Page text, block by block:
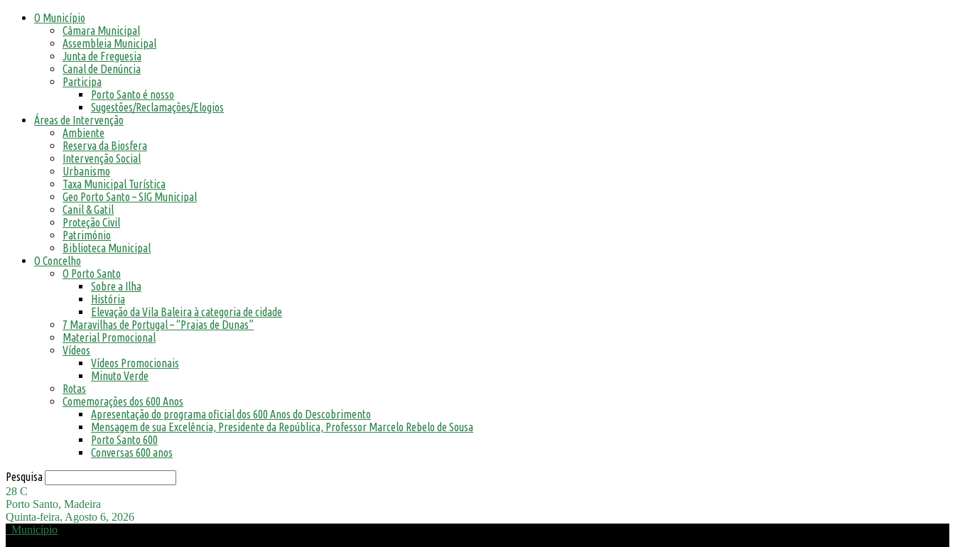
O Município
Câmara Municipal
Assembleia Municipal
Junta de Freguesia
Canal de Denúncia
Participa
Porto Santo é nosso
Sugestões/Reclamações/Elogios
Áreas de Intervenção
Ambiente
Reserva da Biosfera
Intervenção Social
Urbanismo
Taxa Municipal Turística
Geo Porto Santo – SIG Municipal
Canil & Gatil
Proteção Civil
Património
Biblioteca Municipal
O Concelho
O Porto Santo
Sobre a Ilha
História
Elevação da Vila Baleira à categoria de cidade
7 Maravilhas de Portugal – “Praias de Dunas”
Material Promocional
Vídeos
Vídeos Promocionais
Minuto Verde
Rotas
Comemorações dos 600 Anos
Apresentação do programa oficial dos 600 Anos do Descobrimento
Mensagem de sua Excelência, Presidente da República, Professor Marcelo Rebelo de Sousa
Porto Santo 600
Conversas 600 anos
Pesquisa
28 C
Porto Santo, Madeira
Quinta-feira, Agosto 6, 2026
Município